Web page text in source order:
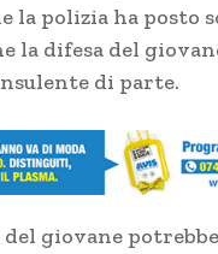
la polizia ha posto
la difesa del
di parte.
giovane